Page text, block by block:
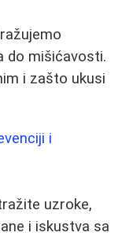
do mišićavosti.
i zašto ukusi
i
uzroke,
i iskustva sa